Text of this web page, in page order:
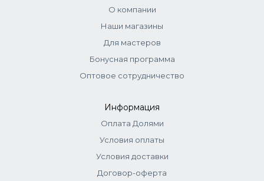
Acrylate Copolymer, Sodium Stannate, Disodium EDTA.
О компании
Наши магазины
Для мастеров
Бонусная программа
Оптовое сотрудничество
Информация
Оплата Долями
Условия оплаты
Условия доставки
Договор-оферта